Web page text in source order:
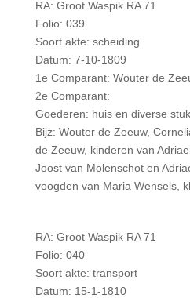
RA: Groot Waspik RA 71
Folio: 039
Soort akte: scheiding
Datum: 7-10-1809
1e Comparant: Wouter de
2e Comparant:
Goederen: huis en diverse
Bijz: Wouter de Zeeuw,
de Zeeuw, kinderen van
Joost van Molenschot en
voogden van Maria Wensels,
RA: Groot Waspik RA 71
Folio: 040
Soort akte: transport
Datum: 15-1-1810